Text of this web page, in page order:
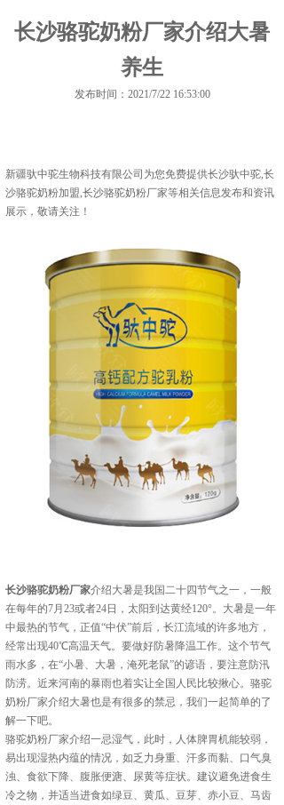
长沙骆驼奶粉厂家介绍大暑
养生
发布时间：2021/7/22 16:53:00
新疆驮中驼生物科技有限公司为您免费提供长沙驮中驼,长
沙骆驼奶粉加盟,长沙骆驼奶粉厂家等相关信息发布和资讯
展示，敬请关注！
长沙骆驼奶粉厂家介绍大暑是我国二十四节气之一，一般
在每年的7月23或者24日，太阳到达黄经120°。大暑是一年
中最热的节气，正值“中伏”前后，长江流域的许多地方，
经常出现40℃高温天气。要做好防暑降温工作。这个节气
雨水多，在“小暑、大暑，淹死老鼠”的谚语，要注意防汛
防涝。近来河南的暴雨也着实让全国人民比较揪心。骆驼
奶粉厂家介绍大暑也是有很多的禁忌，我们一起简单的了
解一下吧。
骆驼奶粉厂家介绍一忌湿气，此时，人体脾胃机能较弱，
易出现湿热内蕴的情况，如乏力身重、汗多而黏、口气臭
浊、食欲下降、腹胀便溏、尿黄等症状。建议避免进食生
冷之物，并适当进食如绿豆、黄瓜、豆芽、赤小豆、马齿